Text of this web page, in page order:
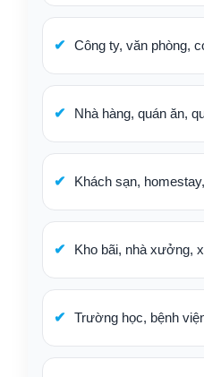
Công ty, văn phòng,
Nhà hàng, quán ăn,
Khách sạn,
Kho bãi, nhà xưởng,
Trường học, bệnh